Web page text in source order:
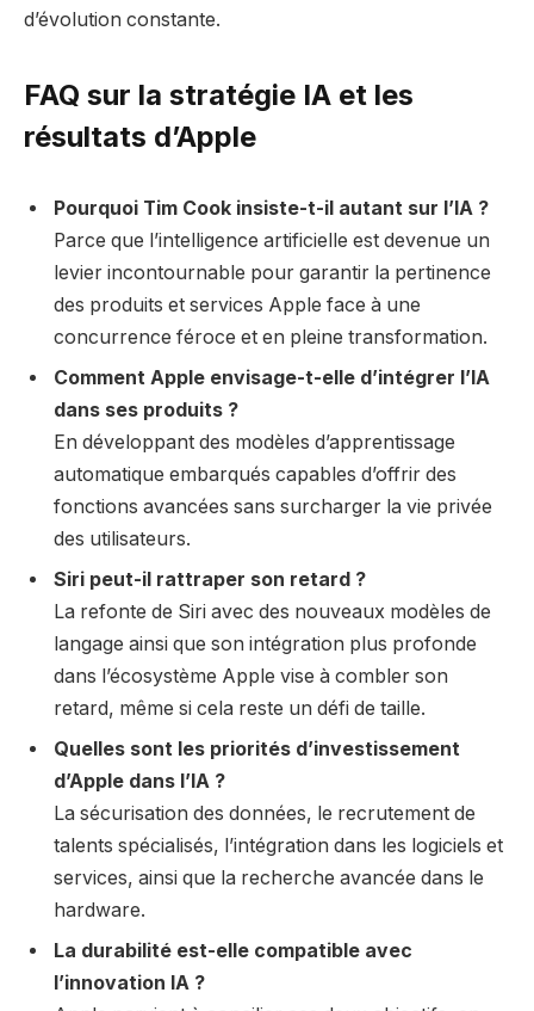
d’évolution constante.
FAQ sur la stratégie IA et les
résultats d’Apple
Pourquoi Tim Cook insiste-t-il autant sur l’IA ?
Parce que l’intelligence artificielle est devenue un
levier incontournable pour garantir la pertinence
des produits et services Apple face à une
concurrence féroce et en pleine transformation.
Comment Apple envisage-t-elle d’intégrer l’IA
dans ses produits ?
En développant des modèles d’apprentissage
automatique embarqués capables d’offrir des
fonctions avancées sans surcharger la vie privée
des utilisateurs.
Siri peut-il rattraper son retard ?
La refonte de Siri avec des nouveaux modèles de
langage ainsi que son intégration plus profonde
dans l’écosystème Apple vise à combler son
retard, même si cela reste un défi de taille.
Quelles sont les priorités d’investissement
d’Apple dans l’IA ?
La sécurisation des données, le recrutement de
talents spécialisés, l’intégration dans les logiciels et
services, ainsi que la recherche avancée dans le
hardware.
La durabilité est-elle compatible avec
l’innovation IA ?